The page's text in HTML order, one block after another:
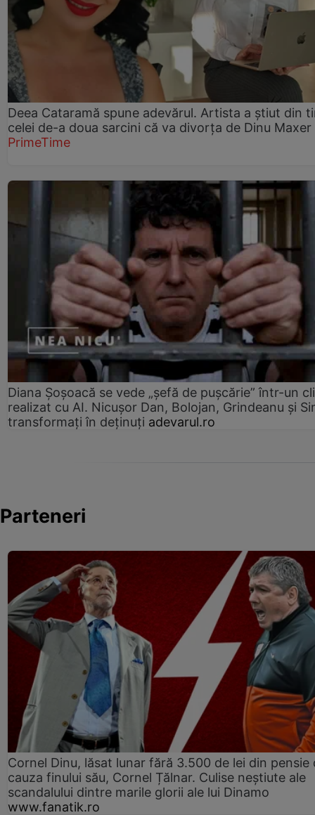
Deea Cataramă spune adevărul. Artista a știut din
celei de-a doua sarcini că va divorța de Dinu Maxer
PrimeTime
Diana Șoșoacă se vede „șefă de pușcărie” într-un
realizat cu AI. Nicușor Dan, Bolojan, Grindeanu și
transformați în deținuți adevarul.ro
Parteneri
Cornel Dinu, lăsat lunar fără 3.500 de lei din pensie
cauza finului său, Cornel Țălnar. Culise neștiute ale
scandalului dintre marile glorii ale lui Dinamo
www.fanatik.ro